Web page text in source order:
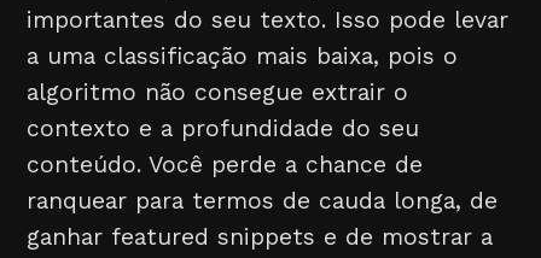
importantes do seu texto. Isso pode levar
a uma classificação mais baixa, pois o
algoritmo não consegue extrair o
contexto e a profundidade do seu
conteúdo. Você perde a chance de
ranquear para termos de cauda longa, de
ganhar featured snippets e de mostrar a